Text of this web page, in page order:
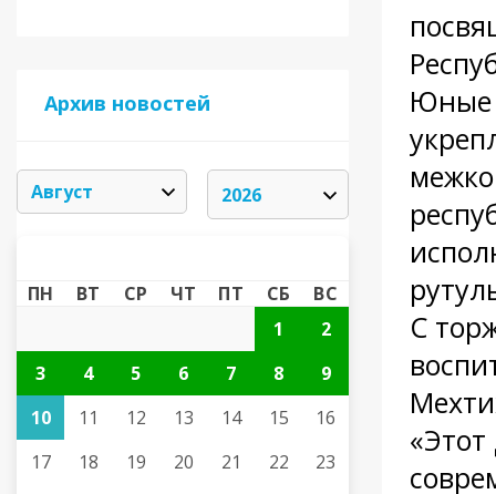
Архив новостей
ПН ВТ СР ЧТ ПТ СБ
ВС
1
2
3
4 5 6 7 8
9
10
11 12 13 14 15
16
17
18 19 20 21 22
23
Юные
С